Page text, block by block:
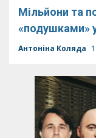
Мільйони та
«подушками»
Антоніна Коляда